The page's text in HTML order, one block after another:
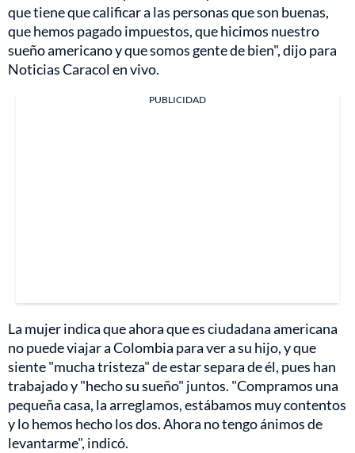
que tiene que calificar a las personas que son buenas,
que hemos pagado impuestos, que hicimos nuestro
sueño americano y que somos gente de bien", dijo para
Noticias Caracol en vivo.
PUBLICIDAD
La mujer indica que ahora que es ciudadana americana
no puede viajar a Colombia para ver a su hijo, y que
siente "mucha tristeza" de estar separa de él, pues han
trabajado y "hecho su sueño" juntos. "Compramos una
pequeña casa, la arreglamos, estábamos muy contentos
y lo hemos hecho los dos. Ahora no tengo ánimos de
levantarme", indicó.